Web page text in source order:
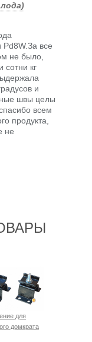
Pd8W.За все
не было,
сотни кг
и
швы целы
всем
продукта,
не
для
домкрата